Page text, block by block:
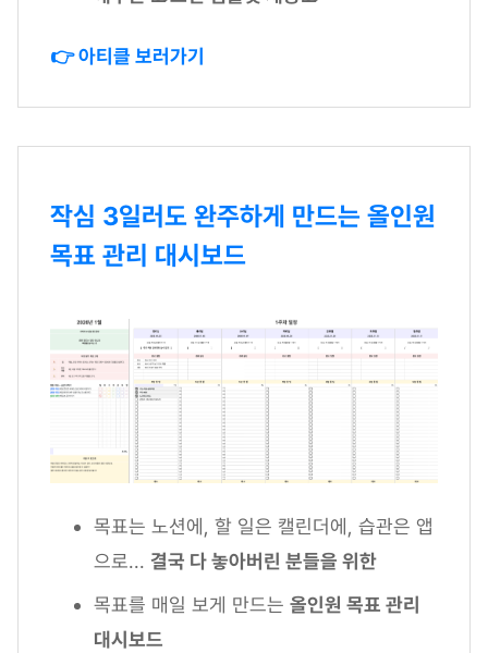
👉 아티클 보러가기
작심 3일러도 완주하게 만드는 올인원
목표 관리 대시보드
목표는 노션에, 할 일은 캘린더에, 습관은 앱
으로... 결국 다 놓아버린 분들을 위한
목표를 매일 보게 만드는 올인원 목표 관리
대시보드